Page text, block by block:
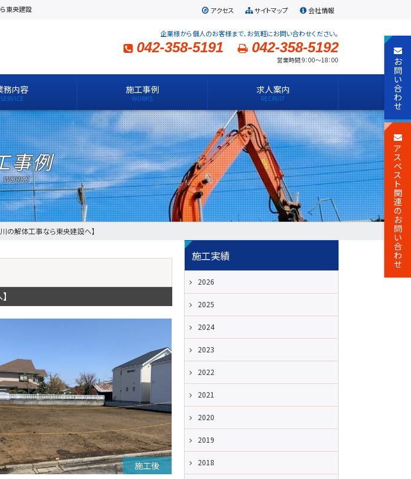
東央建設 アクセス サイトマップ 会社情報
企業様から個人のお客様まで、お気軽にお問い合わせください。
042-358-5191 042-358-5192
営業時間 9：00～18：00
務内容 施工事例 求人案内
事例
の解体工事なら東央建設へ】
施工後
施工実績
2026
2025
2024
2023
2022
2021
2020
2019
2018
お
問
い
合
わ
せ
ア
ス
ベ
ス
ト
関
連
の
お
問
い
合
わ
せ